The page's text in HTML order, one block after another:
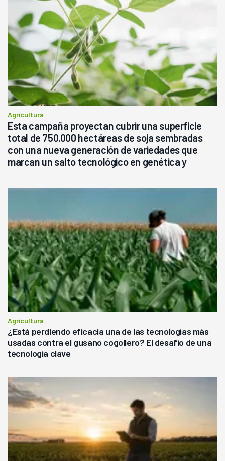
Agricultura
Esta campaña proyectan cubrir una superficie
total de 750.000 hectáreas de soja sembradas
con una nueva generación de variedades que
marcan un salto tecnológico en genética y
Agricultura
¿Está perdiendo eficacia una de las tecnologías más
usadas contra el gusano cogollero? El desafío de una
tecnología clave